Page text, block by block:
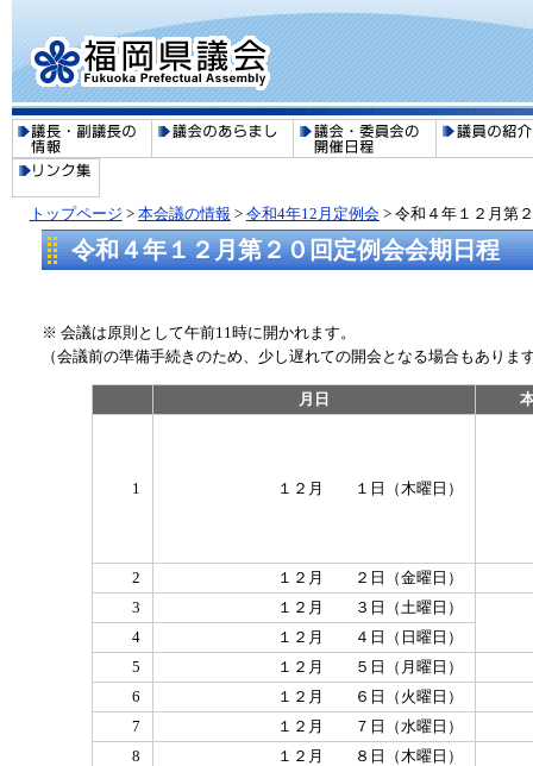
トップページ > 本会議の情報 > 令和4年12月定例会> 令和４年１２月第
令和４年１２月第２０回定例会会期日程
※ 会議は原則として午前11時に開かれます。
（会議前の準備手続きのため、少し遅れての開会となる場合もありま
月日
1 １２月 １日（木曜日）
2
１２月 ２日（金曜日）
3
１２月 ３日（土曜日）
4
１２月 ４日（日曜日）
5
１２月 ５日（月曜日）
6
１２月 ６日（火曜日）
7
１２月 ７日（水曜日）
8
１２月 ８日（木曜日）